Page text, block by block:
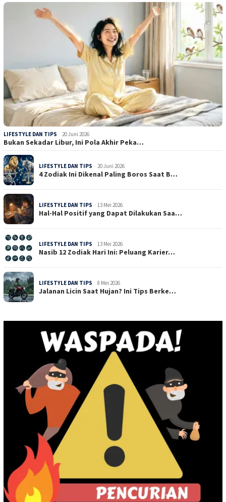
LIFESTYLE DAN TIPS 20 Juni 2026
Bukan Sekadar Libur, Ini Pola Akhir Peka…
LIFESTYLE DAN TIPS 20 Juni 2026
4 Zodiak Ini Dikenal Paling Boros Saat B…
LIFESTYLE DAN TIPS 13 Mei 2026
Hal-Hal Positif yang Dapat Dilakukan Saa…
LIFESTYLE DAN TIPS 13 Mei 2026
Nasib 12 Zodiak Hari Ini: Peluang Karier…
LIFESTYLE DAN TIPS 8 Mei 2026
Jalanan Licin Saat Hujan? Ini Tips Berke…